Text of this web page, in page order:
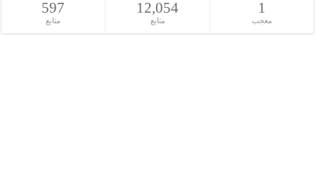
1
معجب
12,054
متابع
597
متابع